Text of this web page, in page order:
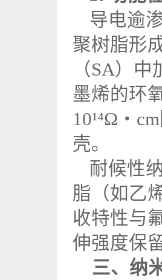
导电逾
聚树脂形
（SA）中
墨烯的环
10¹⁴Ω・ cm
壳。
耐候性
脂（如乙
收特性与
伸强度保
三、纳